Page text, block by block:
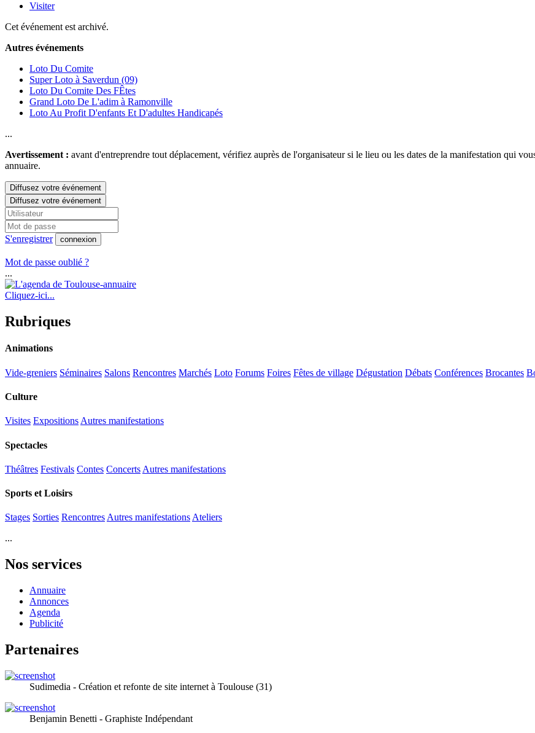
Visiter
Cet événement est archivé.
Autres événements
Loto Du Comite
Super Loto à Saverdun (09)
Loto Du Comite Des FÊtes
Grand Loto De L'adim à Ramonville
Loto Au Profit D'enfants Et D'adultes Handicapés
...
Avertissement : avant d'entreprendre tout déplacement, vérifiez auprès de l'organisateur si le lieu ou les dates de la manifestation qui
annuaire.
Diffusez votre événement
Diffusez votre événement
S'enregistrer connexion
Mot de passe oublié ?
...
Cliquez-ici...
Rubriques
Animations
Vide-greniers Séminaires Salons Rencontres Marchés Loto Forums Foires Fêtes de village Dégustation Débats Conférences Brocantes
Culture
Visites Expositions Autres manifestations
Spectacles
Théâtres Festivals Contes Concerts Autres manifestations
Sports et Loisirs
Stages Sorties Rencontres Autres manifestations Ateliers
...
Nos services
Annuaire
Annonces
Agenda
Publicité
Partenaires
Sudimedia - Création et refonte de site internet à Toulouse (31)
Benjamin Benetti - Graphiste Indépendant